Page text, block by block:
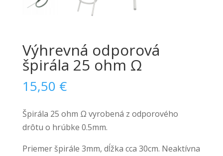
Výhrevná odporová
špirála 25 ohm Ω
15,50 €
Špirála 25 ohm Ω vyrobená z odporového
drôtu o hrúbke 0.5mm.
Priemer špirále 3mm, dĺžka cca 30cm. Neaktívna